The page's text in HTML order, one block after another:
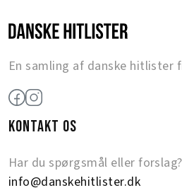
En samling af danske hitlister
KONTAKT OS
Har du spørgsmål eller forslag?
info@danskehitlister.dk